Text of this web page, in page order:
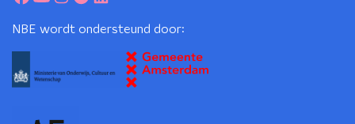
NBE wordt ondersteund door: